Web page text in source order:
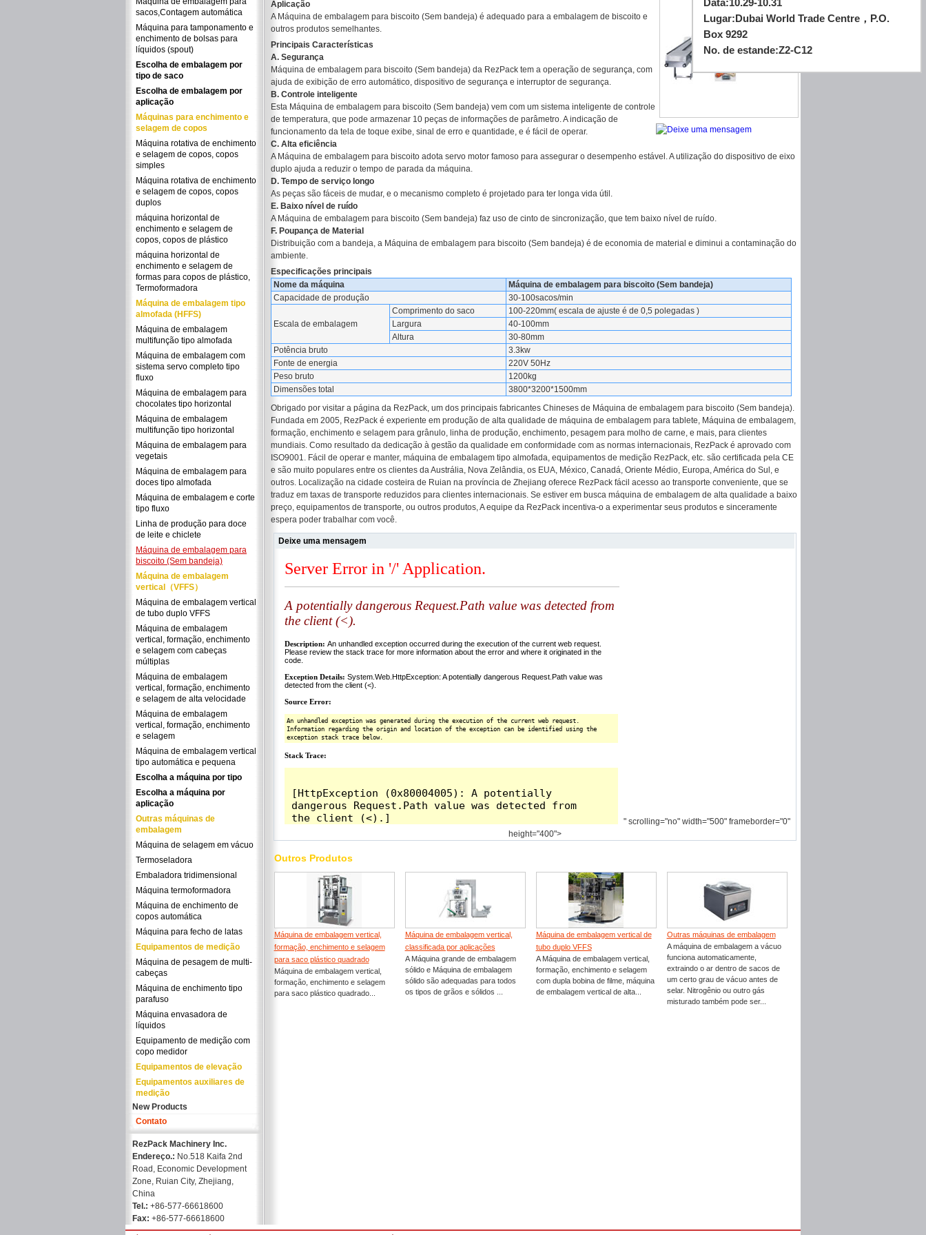
Data:10.29-10.31
Lugar:Dubai World Trade Centre，P.O.
Box 9292
No. de estande:Z2-C12
sacos,Contagem automática
Máquina para tamponamento e
enchimento de bolsas para
líquidos (spout)
Escolha de embalagem por
tipo de saco
Escolha de embalagem por
aplicação
Máquinas para enchimento e
selagem de copos
Máquina rotativa de enchimento
e selagem de copos, copos
simples
Máquina rotativa de enchimento
e selagem de copos, copos
duplos
máquina horizontal de
enchimento e selagem de
copos, copos de plástico
máquina horizontal de
enchimento e selagem de
formas para copos de plástico,
Termoformadora
Máquina de embalagem tipo
almofada (HFFS)
Máquina de embalagem
multifunção tipo almofada
Máquina de embalagem com
sistema servo completo tipo
fluxo
Máquina de embalagem para
chocolates tipo horizontal
Máquina de embalagem
multifunção tipo horizontal
Máquina de embalagem para
vegetais
Máquina de embalagem para
doces tipo almofada
Máquina de embalagem e corte
tipo fluxo
Linha de produção para doce
de leite e chiclete
Máquina de embalagem para
biscoito (Sem bandeja)
Máquina de embalagem
vertical（VFFS）
Máquina de embalagem vertical
de tubo duplo VFFS
Máquina de embalagem
vertical, formação, enchimento
e selagem com cabeças
múltiplas
Máquina de embalagem
vertical, formação, enchimento
e selagem de alta velocidade
Máquina de embalagem
vertical, formação, enchimento
e selagem
Máquina de embalagem vertical
tipo automática e pequena
Escolha a máquina por tipo
Escolha a máquina por
aplicação
Outras máquinas de
embalagem
Máquina de selagem em vácuo
Termoseladora
Embaladora tridimensional
Máquina termoformadora
Máquina de enchimento de
copos automática
Máquina para fecho de latas
Equipamentos de medição
Máquina de pesagem de multi-
cabeças
Máquina de enchimento tipo
parafuso
Máquina envasadora de
líquidos
Equipamento de medição com
copo medidor
Equipamentos de elevação
Equipamentos auxiliares de
medição
New Products
Contato
RezPack Machinery Inc.
Endereço.: No.518 Kaifa 2nd
Road, Economic Development
Zone, Ruian City, Zhejiang,
China
Tel.: +86-577-66618600
Fax: +86-577-66618600
Aplicação
A Máquina de embalagem para biscoito (Sem bandeja) é adequado para a embalagem de biscoito e
outros produtos semelhantes.
Principais Características
A. Segurança
Máquina de embalagem para biscoito (Sem bandeja) da RezPack tem a operação de segurança, com
ajuda de exibição de erro automático, dispositivo de segurança e interruptor de segurança.
B. Controle inteligente
Esta Máquina de embalagem para biscoito (Sem bandeja) vem com um sistema inteligente de controle
de temperatura, que pode armazenar 10 peças de informações de parâmetro. A indicação de
funcionamento da tela de toque exibe, sinal de erro e quantidade, e é fácil de operar.
C. Alta eficiência
A Máquina de embalagem para biscoito adota servo motor famoso para assegurar o desempenho estável. A utilização do dispositivo de eixo
duplo ajuda a reduzir o tempo de parada da máquina.
D. Tempo de serviço longo
As peças são fáceis de mudar, e o mecanismo completo é projetado para ter longa vida útil.
E. Baixo nível de ruído
A Máquina de embalagem para biscoito (Sem bandeja) faz uso de cinto de sincronização, que tem baixo nível de ruído.
F. Poupança de Material
Distribuição com a bandeja, a Máquina de embalagem para biscoito (Sem bandeja) é de economia de material e diminui a contaminação do
ambiente.
Especificações principais
Nome da máquina
Máquina de embalagem para biscoito (Sem bandeja)
Capacidade de produção
30-100sacos/min
Escala de embalagem
Comprimento do saco
100-220mm( escala de ajuste é de 0,5 polegadas )
Largura
40-100mm
Altura
30-80mm
Potência bruto
3.3kw
Fonte de energia
220V 50Hz
Peso bruto
1200kg
Dimensões total
3800*3200*1500mm
Obrigado por visitar a página da RezPack, um dos principais fabricantes Chineses de Máquina de embalagem para biscoito (Sem bandeja).
Fundada em 2005, RezPack é experiente em produção de alta qualidade de máquina de embalagem para tablete, Máquina de embalagem,
formação, enchimento e selagem para grânulo, linha de produção, enchimento, pesagem para molho de carne, e mais, para clientes
mundiais. Como resultado da dedicação à gestão da qualidade em conformidade com as normas internacionais, RezPack é aprovado com
ISO9001. Fácil de operar e manter, máquina de embalagem tipo almofada, equipamentos de medição RezPack, etc. são certificada pela CE
e são muito populares entre os clientes da Austrália, Nova Zelândia, os EUA, México, Canadá, Oriente Médio, Europa, América do Sul, e
outros. Localização na cidade costeira de Ruian na província de Zhejiang oferece RezPack fácil acesso ao transporte conveniente, que se
traduz em taxas de transporte reduzidos para clientes internacionais. Se estiver em busca máquina de embalagem de alta qualidade a baixo
preço, equipamentos de transporte, ou outros produtos, A equipe da RezPack incentiva-o a experimentar seus produtos e sinceramente
espera poder trabalhar com você.
Deixe uma mensagem
" scrolling="no" width="500" frameborder="0"
height="400">
Outros Produtos
Máquina de embalagem vertical,
formação, enchimento e selagem
para saco plástico quadrado
Máquina de embalagem vertical,
formação, enchimento e selagem
para saco plástico quadrado...
Máquina de embalagem vertical,
classificada por aplicações
A Máquina grande de embalagem
sólido e Máquina de embalagem
sólido são adequadas para todos
os tipos de grãos e sólidos ...
Máquina de embalagem vertical de
tubo duplo VFFS
A Máquina de embalagem vertical,
formação, enchimento e selagem
com dupla bobina de filme, máquina
de embalagem vertical de alta...
Outras máquinas de embalagem
A máquina de embalagem a vácuo
funciona automaticamente,
extraindo o ar dentro de sacos de
um certo grau de vácuo antes de
selar. Nitrogênio ou outro gás
misturado também pode ser...